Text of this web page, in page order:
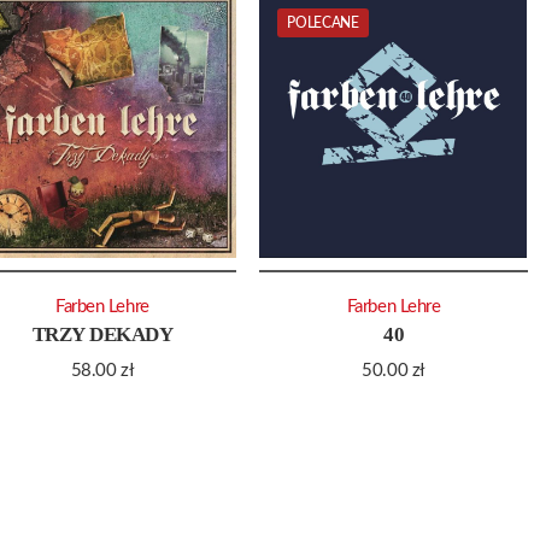
TRZY DEKADY
58.00zł
Farben Lehre
POLECANE
40
50.00 zł
Farben Lehre